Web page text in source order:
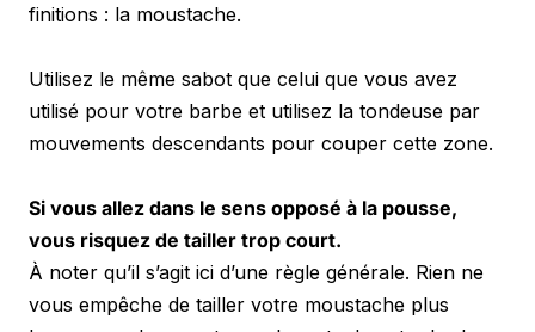
finitions : la moustache.
Utilisez le même sabot que celui que vous avez
utilisé pour votre barbe et utilisez la tondeuse par
mouvements descendants pour couper cette zone.
Si vous allez dans le sens opposé à la pousse,
vous risquez de tailler trop court.
À noter qu’il s’agit ici d’une règle générale. Rien ne
vous empêche de tailler votre moustache plus